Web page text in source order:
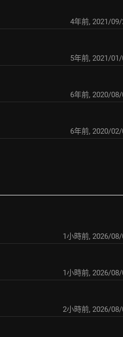
4年前, 2021/
5年前, 2021/
6年前, 2020/
6年前, 2020/
1小時前, 2026/
1小時前, 2026/
2小時前, 2026/